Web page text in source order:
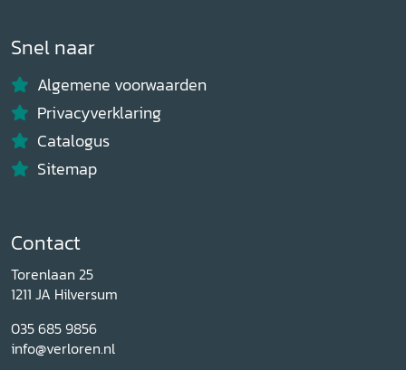
Snel naar
Algemene voorwaarden
Privacyverklaring
Catalogus
Sitemap
Contact
Torenlaan 25
1211 JA Hilversum
035 685 9856
info@verloren.nl